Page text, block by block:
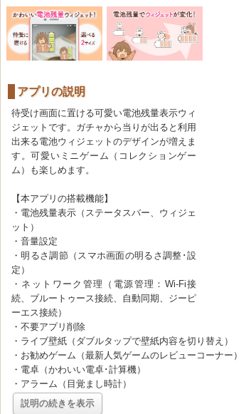
アプリの説明
待受け画面に置ける可愛い電池残量表示ウィ
ジェットです。ガチャから当りが出ると利用
出来る電池ウィジェットのデザインが増えま
す。可愛いミニゲーム（コレクションゲー
ム）も楽しめます。
【本アプリの搭載機能】
・電池残量表示（ステータスバー、ウィジェ
ット）
・音量設定
・明るさ調節（スマホ画面の明るさ調整･設
定）
・ネットワーク管理（電源管理：Wi-Fi接
続、ブルートゥース接続、自動同期、ジーピ
ーエス接続）
・不要アプリ削除
・ライブ壁紙（ダブルタップで壁紙内容を切り替え）
・お勧めゲーム（最新人気ゲームのレビューコーナー）
・電卓（かわいい電卓･計算機）
・アラーム（目覚まし時計）
説明の続きを表示